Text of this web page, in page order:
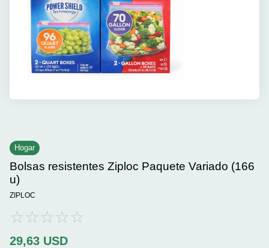
Hogar
Bolsas resistentes Ziploc Paquete Variado (166
u)
ZIPLOC
29,63 USD